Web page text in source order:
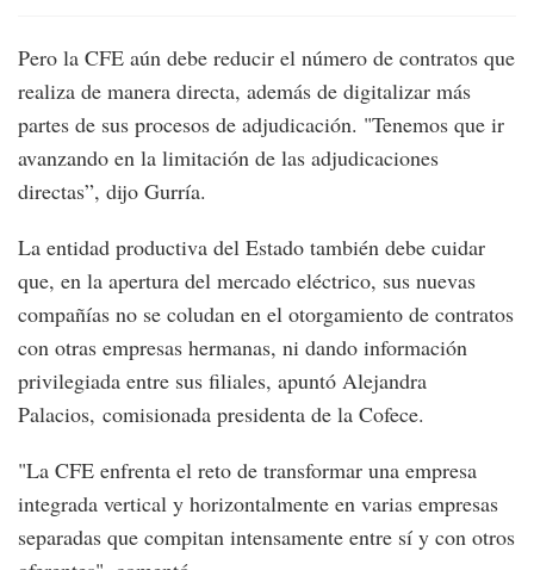
Pero la CFE aún debe reducir el número de contratos que
realiza de manera directa, además de digitalizar más
partes de sus procesos de adjudicación. "Tenemos que ir
avanzando en la limitación de las adjudicaciones
directas”, dijo Gurría.
La entidad productiva del Estado también debe cuidar
que, en la apertura del mercado eléctrico, sus nuevas
compañías no se coludan en el otorgamiento de contratos
con otras empresas hermanas, ni dando información
privilegiada entre sus filiales, apuntó Alejandra
Palacios, comisionada presidenta de la Cofece.
"La CFE enfrenta el reto de transformar una empresa
integrada vertical y horizontalmente en varias empresas
separadas que compitan intensamente entre sí y con otros